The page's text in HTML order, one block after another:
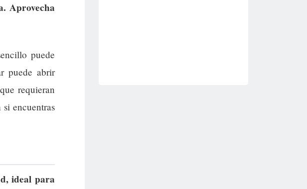
Aprovecha
puede
puede abrir
requieran
encuentras
ideal para